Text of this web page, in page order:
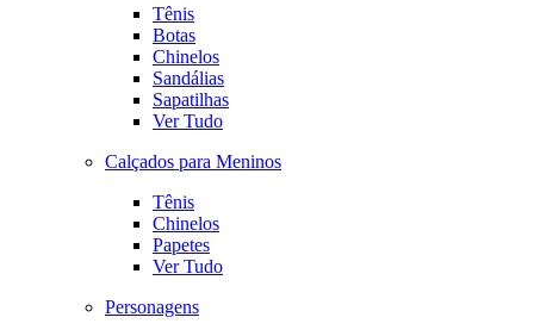
Tênis
Botas
Chinelos
Sandálias
Sapatilhas
Ver Tudo
Calçados para Meninos
Tênis
Chinelos
Papetes
Ver Tudo
Personagens